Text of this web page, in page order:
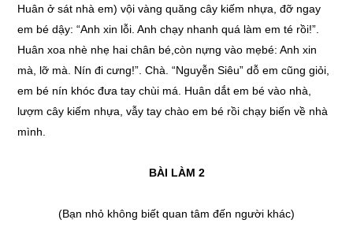
Huân ở sát nhà em) vội vàng quăng cây kiếm nhựa, đỡ ngay
em bé dậy: “Anh xin lỗi. Anh chạy nhanh quá làm em té rồi!”.
Huân xoa nhè nhẹ hai chân bé,còn nựng vào mẹbé: Anh xin
mà, lỡ mà. Nín đi cưng!”. Chà. “Nguyễn Siêu” dỗ em cũng giỏi,
em bé nín khóc đưa tay chùi má. Huân dắt em bé vào nhà,
lượm cây kiếm nhựa, vẫy tay chào em bé rồi chạy biến về nhà
mình.
BÀI LÀM 2
(Bạn nhỏ không biết quan tâm đến người khác)